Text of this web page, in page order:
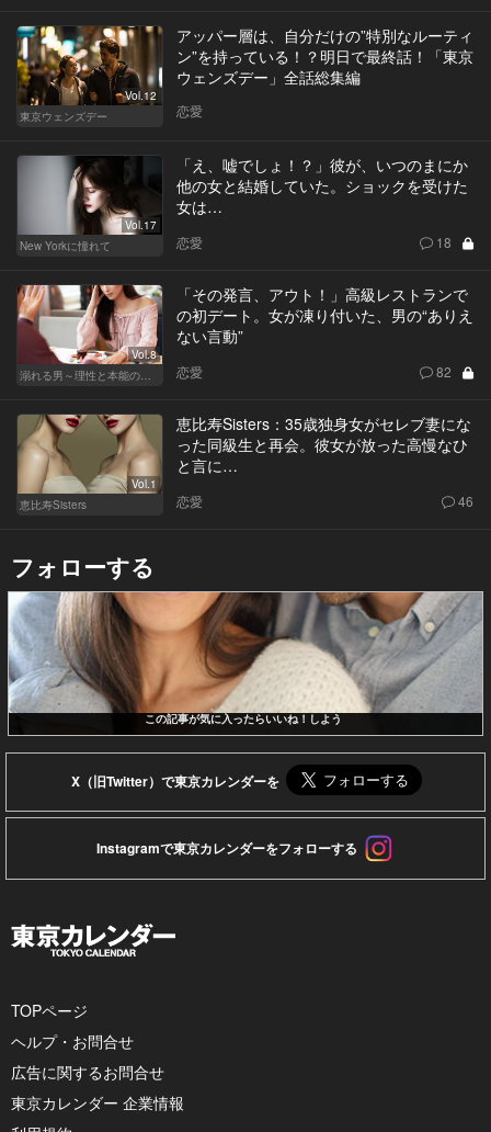
Vol.12
東京ウェンズデー
アッパー層は、自分だけの”特別なルーティ
ン”を持っている！？明日で最終話！「東京
ウェンズデー」全話総集編
恋愛
Vol.17
New Yorkに憧れて
「え、嘘でしょ！？」彼が、いつのまにか
他の女と結婚していた。ショックを受けた
女は…
恋愛 18
Vol.8
「その発言、アウト！」高級レストランで
の初デート。女が凍り付いた、男の“ありえ
ない言動”
恋愛 82
Vol.1
恵比寿Sisters
恵比寿Sisters：35歳独身女がセレブ妻にな
った同級生と再会。彼女が放った高慢なひ
と言に…
恋愛 46
フォローする
この記事が気に入ったらいいね！しよう
X（旧Twitter）で東京カレンダーを
Instagramで東京カレンダーをフォローする
TOPページ
ヘルプ・お問合せ
広告に関するお問合せ
東京カレンダー 企業情報